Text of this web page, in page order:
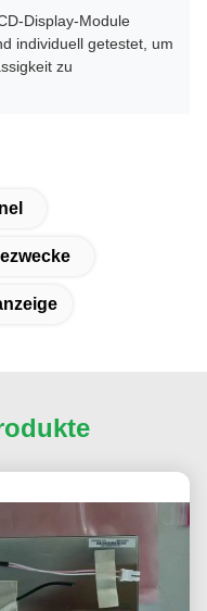
Display-Module
individuell getestet, um
zu